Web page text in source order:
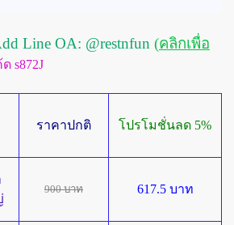
Line OA: @restnfun (คลิกเพื่อ
s872J
ราคาปกติ โปรโมชั่นลด 5%
900 บาท 617.5 บาท